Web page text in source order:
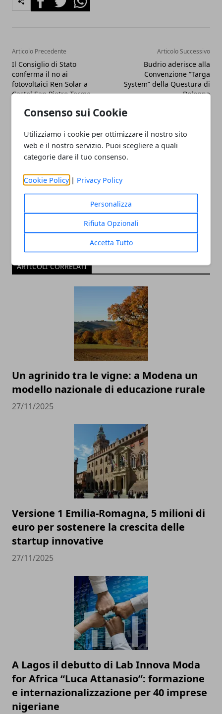
Consenso sui Cookie
Utilizziamo i cookie per ottimizzare il nostro sito
web e il nostro servizio. Puoi scegliere a quali
categorie dare il tuo consenso.
Cookie Policy | Privacy Policy
Personalizza
Rifiuta Opzionali
Accetta Tutto
Articolo Precedente
Il Consiglio di Stato
conferma il no ai
fotovoltaici Ren Solar a
Castel San Pietro Terme
Articolo Successivo
Budrio aderisce alla
Convenzione “Targa
System” della Questura di
Bologna
ARTICOLI CORRELATI
Un agrinido tra le vigne: a Modena un
modello nazionale di educazione rurale
27/11/2025
Versione 1 Emilia-Romagna, 5 milioni di
euro per sostenere la crescita delle
startup innovative
27/11/2025
A Lagos il debutto di Lab Innova Moda
for Africa “Luca Attanasio”: formazione
e internazionalizzazione per 40 imprese
nigeriane